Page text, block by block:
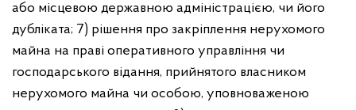
або місцевою державною адміністрацією, чи його
дубліката; 7) рішення про закріплення нерухомого
майна на праві оперативного управління чи
господарського відання, прийнятого власником
нерухомого майна чи особою, уповноваженою